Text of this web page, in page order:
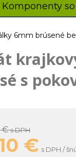
Komponenty
6mm brúsené
s
€s DPH
€ s DPH /